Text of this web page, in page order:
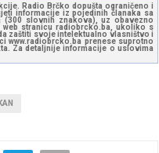
Radio Brčko dopušta ograničeno i
informacije iz pojedinih članaka sa
(300 slovnih znakova), uz obavezno
stranicu radiobrcko.ba, ukoliko s
zaštiti svoje intelektualno vlasništvo i
prenese suprotno
Za detaljnije informacije o uslovima